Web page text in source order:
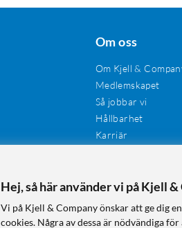
Om oss
Om Kjell &
Medlemskapet
Så jobbar vi
Hållbarhet
Karriär
Tillgänglighet
Hej, så här använder vi på Kjell
Vi på Kjell & Company önskar att ge dig
cookies. Några av dessa är nödvändiga